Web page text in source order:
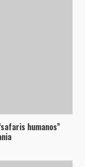
humanos”